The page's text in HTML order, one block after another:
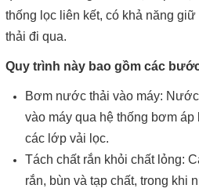
thống lọc liên kết, có khả năng
thải đi qua.
Quy trình này bao gồm các
Bơm nước thải vào máy:
vào máy qua hệ thống bơm
các lớp vải lọc.
Tách chất rắn khỏi chất lỏng:
rắn, bùn và tạp chất, trong khi